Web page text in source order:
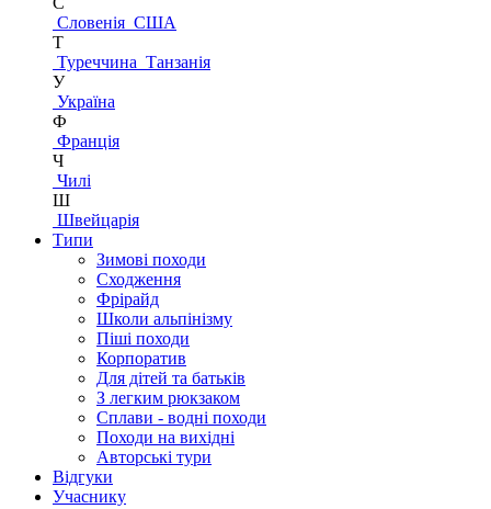
Словенія США
Т
Туреччина Танзанія
У
Україна
Ф
Франція
Ч
Чилі
Ш
Швейцарія
Типи
Зимові походи
Сходження
Фрірайд
Школи альпінізму
Піші походи
Корпоратив
Для дітей та батьків
З легким рюкзаком
Сплави - водні походи
Походи на вихідні
Авторські тури
Відгуки
Учаснику